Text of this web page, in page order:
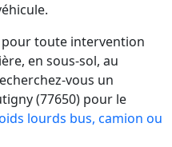
toute intervention
en sous-sol, au
vous un
(77650) pour le
lourds bus, camion ou